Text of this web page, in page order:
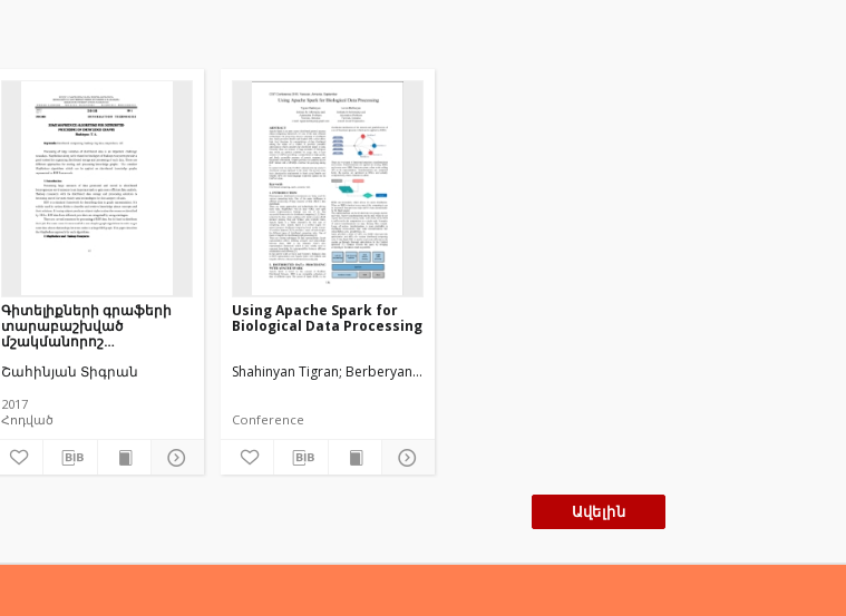
Գիտելիքների գրաֆերի
տարաբաշխված
մշակմանորոշ
ով
Շահինյան Տիգրան
2017
Հոդված
Using Apache Spark for
Biological Data Processing
Shahinyan Tigran Berberyan Levon
Conference
Ավելին